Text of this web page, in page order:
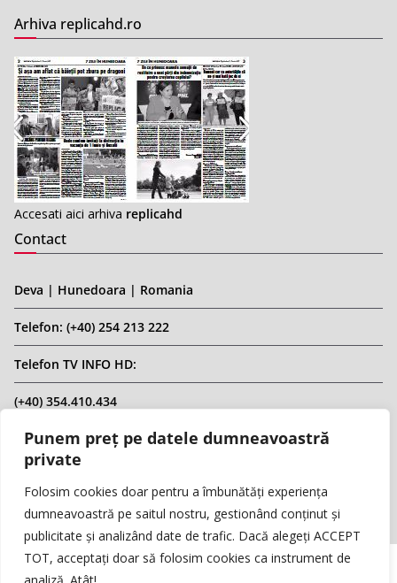
Punem preț pe datele dumneavoastră
private
Folosim cookies doar pentru a îmbunătăți experiența
dumneavoastră pe saitul nostru, gestionând conținut și
publicitate și analizând date de trafic. Dacă alegeți ACCEPT
TOT, acceptați doar să folosim cookies ca instrument de
Arhiva replicahd.ro
Accesati aici arhiva replicahd
Contact
Deva | Hunedoara | Romania
Telefon: (+40) 254 213 222
Telefon TV INFO HD:
(+40) 354.410.434
Email: infohd20@gmail.com
Website: www.replicahd.ro